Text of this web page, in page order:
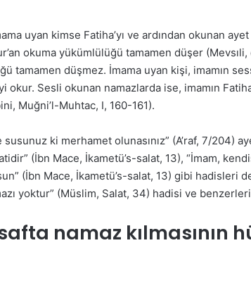
uyan kimse Fatiha’yı ve ardından okunan
okuma yükümlülüğü tamamen düşer
tamamen düşmez. İmama uyan kişi, imamın
Sesli okunan namazlarda ise, imamın
Muğni’l-Muhtac, I, 160-161).
ki merhamet olunasınız” (A’raf, 7/204)
(İbn Mace, İkametü’s-salat, 13), “İmam,
(İbn Mace, İkametü’s-salat, 13) gibi hadisleri
yoktur” (Müslim, Salat, 34) hadisi ve
namaz kılmasının